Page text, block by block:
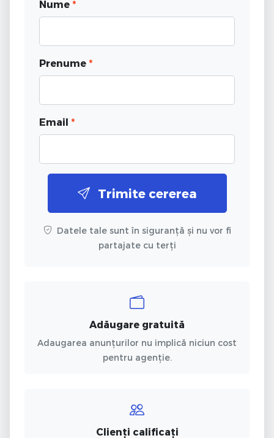
Nume *
Prenume *
Email *
Trimite cererea
Datele tale sunt în siguranță și nu vor fi
partajate cu terți
Adăugare gratuită
Adaugarea anunțurilor nu implică niciun cost
pentru agenție.
Clienți calificați